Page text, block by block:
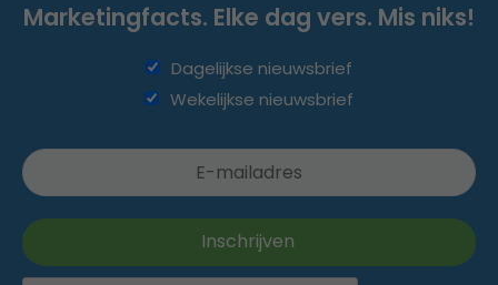
Marketingfacts. Elke dag vers. Mis niks!
Dagelijkse nieuwsbrief
Wekelijkse nieuwsbrief